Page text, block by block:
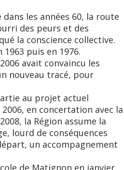
les années 60, la route
des peurs et des
la conscience collective.
puis en 1976.
avait convaincu les
nouveau tracé, pour
au projet actuel
en concertation avec la
la Région assume la
lourd de conséquences
un accompagnement